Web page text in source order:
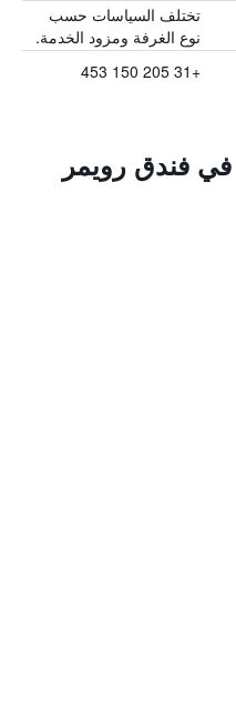
تختلف السياسات حسب
نوع الغرفة ومزود الخدمة.
+31 205 150 453
في فندق رويمر